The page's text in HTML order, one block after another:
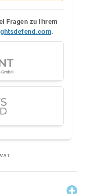
Fragen zu Ihrem
.